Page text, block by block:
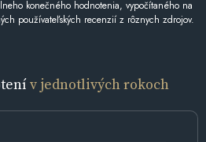
konečného hodnotenia, vypočítaného na
používateľských recenzií z rôznych zdrojov.
v jednotlivých rokoch